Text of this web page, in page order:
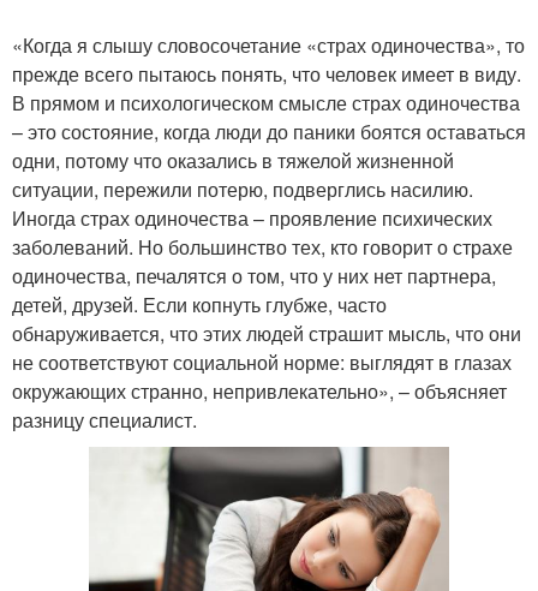
«Когда я слышу словосочетание «страх одиночества», то
прежде всего пытаюсь понять, что человек имеет в виду.
В прямом и психологическом смысле страх одиночества
– это состояние, когда люди до паники боятся оставаться
одни, потому что оказались в тяжелой жизненной
ситуации, пережили потерю, подверглись насилию.
Иногда страх одиночества – проявление психических
заболеваний. Но большинство тех, кто говорит о страхе
одиночества, печалятся о том, что у них нет партнера,
детей, друзей. Если копнуть глубже, часто
обнаруживается, что этих людей страшит мысль, что они
не соответствуют социальной норме: выглядят в глазах
окружающих странно, непривлекательно», – объясняет
разницу специалист.